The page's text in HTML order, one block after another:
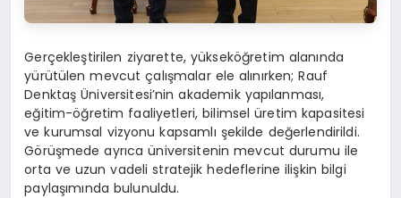
Gerçekleştirilen ziyarette, yükseköğretim alanında
yürütülen mevcut çalışmalar ele alınırken; Rauf
Denktaş Üniversitesi’nin akademik yapılanması,
eğitim-öğretim faaliyetleri, bilimsel üretim kapasitesi
ve kurumsal vizyonu kapsamlı şekilde değerlendirildi.
Görüşmede ayrıca üniversitenin mevcut durumu ile
orta ve uzun vadeli stratejik hedeflerine ilişkin bilgi
paylaşımında bulunuldu.